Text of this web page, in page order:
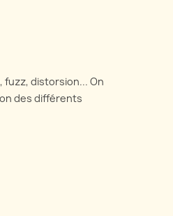
distorsion... On
des différents